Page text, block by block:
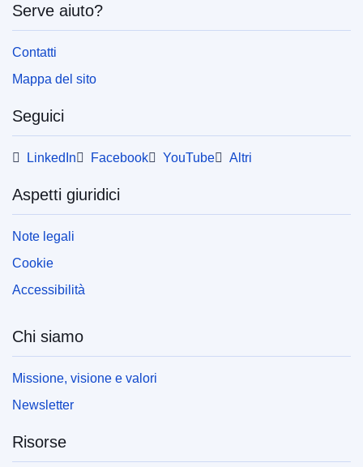
Serve aiuto?
Contatti
Mappa del sito
Seguici
LinkedIn Facebook YouTube Altri
Aspetti giuridici
Note legali
Cookie
Accessibilità
Chi siamo
Missione, visione e valori
Newsletter
Risorse